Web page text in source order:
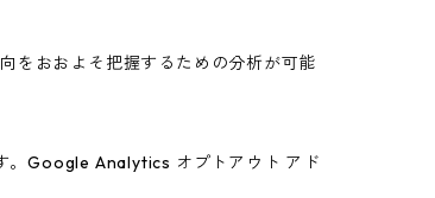
をおおよそ把握するための分析が可能
。Google Analytics オプトアウト アド